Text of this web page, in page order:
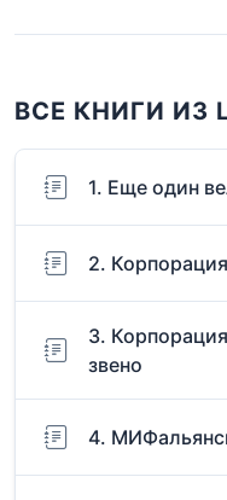
ВСЕ КНИГИ
1. Еще один
2.
3.
звено
4.